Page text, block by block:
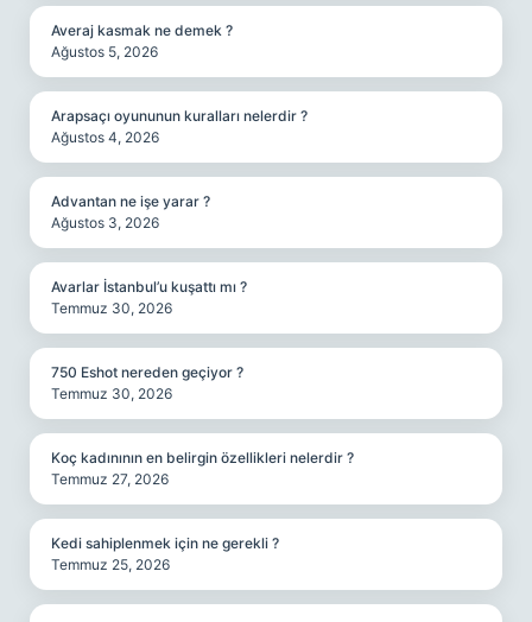
Averaj kasmak ne demek ?
Ağustos 5, 2026
Arapsaçı oyununun kuralları nelerdir ?
Ağustos 4, 2026
Advantan ne işe yarar ?
Ağustos 3, 2026
Avarlar İstanbul’u kuşattı mı ?
Temmuz 30, 2026
750 Eshot nereden geçiyor ?
Temmuz 30, 2026
Koç kadınının en belirgin özellikleri nelerdir ?
Temmuz 27, 2026
Kedi sahiplenmek için ne gerekli ?
Temmuz 25, 2026